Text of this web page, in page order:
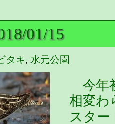
01/15
タキ, 水元公園
今年
相変わ
スター